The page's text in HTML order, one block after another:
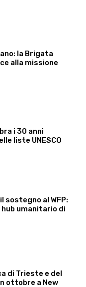
la Brigata
alla missione
i 30 anni
liste UNESCO
sostegno al WFP:
umanitario di
di Trieste e del
ottobre a New